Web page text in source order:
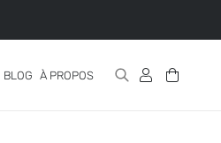
BLOG À PROPOS